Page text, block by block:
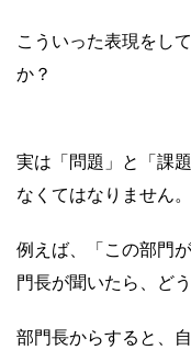
こういった表現をし
か？
実は「問題」と「課
なくてはなりません。
例えば、「この部門
門長が聞いたら、ど
部門長からすると、